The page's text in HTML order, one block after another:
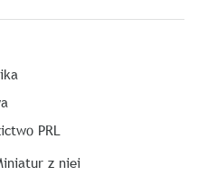
PRL
z niei